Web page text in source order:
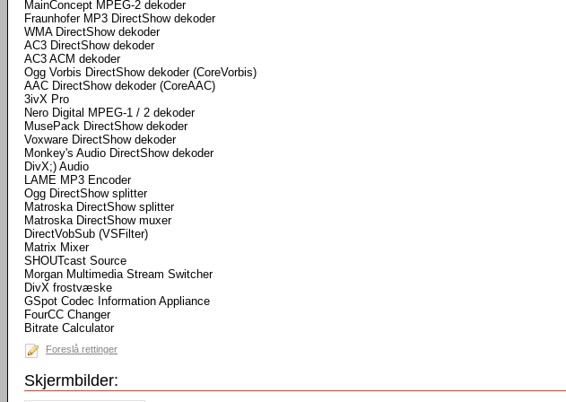
MainConcept MPEG-2 dekoder
Fraunhofer MP3 DirectShow dekoder
WMA DirectShow dekoder
AC3 DirectShow dekoder
AC3 ACM dekoder
Ogg Vorbis DirectShow dekoder (CoreVorbis)
AAC DirectShow dekoder (CoreAAC)
3ivX Pro
Nero Digital MPEG-1 / 2 dekoder
MusePack DirectShow dekoder
Voxware DirectShow dekoder
Monkey's Audio DirectShow dekoder
DivX;) Audio
LAME MP3 Encoder
Ogg DirectShow splitter
Matroska DirectShow splitter
Matroska DirectShow muxer
DirectVobSub (VSFilter)
Matrix Mixer
SHOUTcast Source
Morgan Multimedia Stream Switcher
DivX frostvæske
GSpot Codec Information Appliance
FourCC Changer
Bitrate Calculator
Foreslå rettinger
Skjermbilder: